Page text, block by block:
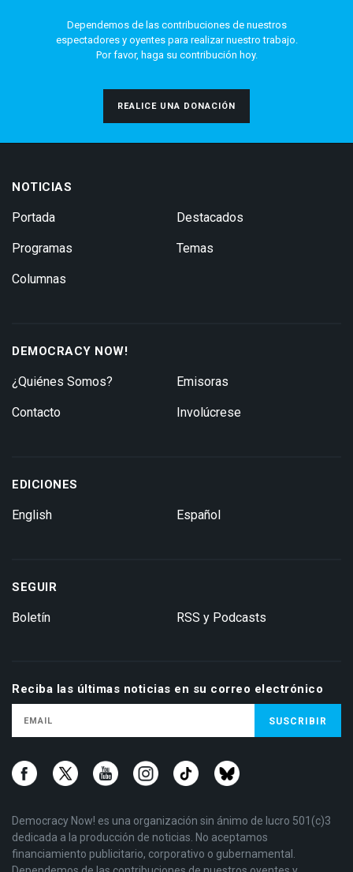
Dependemos de las contribuciones de nuestros
espectadores y oyentes para realizar nuestro trabajo.
Por favor, haga su contribución hoy.
REALICE UNA DONACIÓN
NOTICIAS
Portada
Programas
Columnas
Destacados
Temas
DEMOCRACY NOW!
¿Quiénes Somos?
Contacto
Emisoras
Involúcrese
EDICIONES
English Español
SEGUIR
Boletín RSS y Podcasts
Reciba las últimas noticias en su correo electrónico
Democracy Now! es una organización sin ánimo de lucro 501(c)3
dedicada a la producción de noticias. No aceptamos
financiamiento publicitario, corporativo o gubernamental.